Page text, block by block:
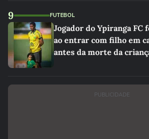
9 FUTEBOL
Jogador do Ypiranga FC
ao entrar com filho em
antes da morte da
PUBLICIDADE